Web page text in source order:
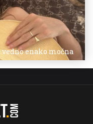
enako močna